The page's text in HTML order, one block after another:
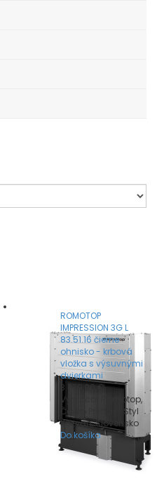
ROMOTOP
IMPRESSION 3G L
83.51.16 čierne
ohnisko - krbová
vložka s výsuvnými
dvierkami
3 739,00 €
Výrobca: Romotop,
Česko Predaj: Styl
Kozvan, Slovensko
Do košíka